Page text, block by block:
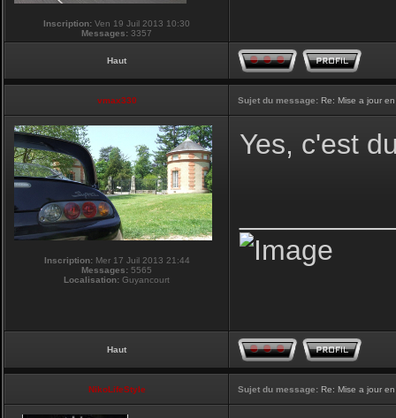
Inscription: Ven 19 Juil 2013 10:30
Messages: 3357
Haut
vmax330 Sujet du message: Re: Mise a jour
Inscription:Mer 17 Juil 2013 21:44
Messages: 5565
Localisation: Guyancourt
Yes, c'est
Haut
NikoLifeStyle Sujet du message: Re: Mise a jour